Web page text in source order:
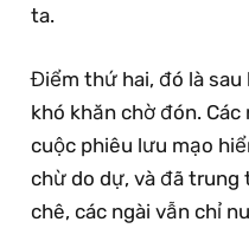
ta.
Điểm thứ hai, đó là sau
khó khăn chờ đón.
cuộc phiêu lưu mạo
chừ do dự, và đã trung
chê, các ngài vẫn chỉ